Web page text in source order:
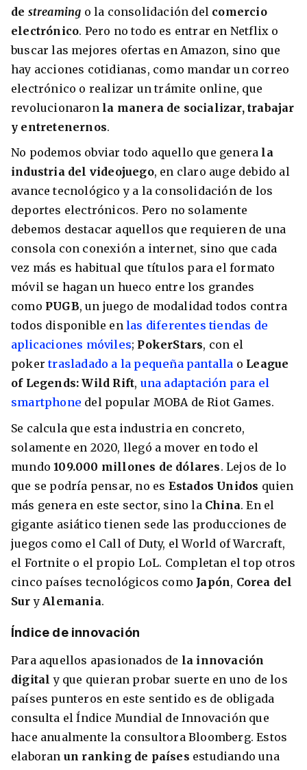
Australia permitirá la entrada de
estudiantes y trabajadores cualificados
vacunados contra el Covid-19
Agustina Fontirroig 23/11/2021
8 ciudades para tomar cursos de inglés
intensivo
Estados Unidos
Ecuador
México
VER TODOS LOS PAÍSES
Estudia Business en Auckland
Estudia Desarrollo Web en Toronto
+30 Summer English for Professionals en
Melbourne
de streaming o la consolidación del comercio
electrónico. Pero no todo es entrar en Netflix o
buscar las mejores ofertas en Amazon, sino que
hay acciones cotidianas, como mandar un correo
electrónico o realizar un trámite online, que
revolucionaron la manera de socializar, trabajar
y entretenernos.
No podemos obviar todo aquello que genera la
industria del videojuego, en claro auge debido al
avance tecnológico y a la consolidación de los
deportes electrónicos. Pero no solamente
debemos destacar aquellos que requieren de una
consola con conexión a internet, sino que cada
vez más es habitual que títulos para el formato
móvil se hagan un hueco entre los grandes
como PUGB, un juego de modalidad todos contra
todos disponible en las diferentes tiendas de
aplicaciones móviles; PokerStars, con el
pokertrasladado a la pequeña pantalla o League
of Legends: Wild Rift, una adaptación para el
smartphone del popular MOBA de Riot Games.
Se calcula que esta industria en concreto,
solamente en 2020, llegó a mover en todo el
mundo109.000 millones de dólares. Lejos de lo
que se podría pensar, no es Estados Unidos quien
más genera en este sector, sino la China. En el
gigante asiático tienen sede las producciones de
juegos como el Call of Duty, el World of Warcraft,
el Fortnite o el propio LoL. Completan el top otros
cinco países tecnológicos como Japón, Corea del
Sur y Alemania.
Índice de innovación
Para aquellos apasionados de la innovación
digital y que quieran probar suerte en uno de los
países punteros en este sentido es de obligada
consulta el Índice Mundial de Innovación que
hace anualmente la consultora Bloomberg. Estos
elaboran un ranking de países estudiando una